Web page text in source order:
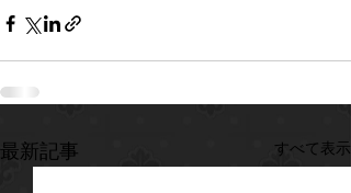
最新記事 すべて表示